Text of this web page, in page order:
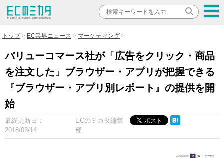
トップ EC業界ニュース マーケティング
バリューコマース社が「広告をクリック・商品
を注文した」ブラウザー・アプリが把握できる
『ブラウザー・アプリ別レポート』の提供を開
始
最終更新日：
2018/03/14
ECのミカタ編集
部